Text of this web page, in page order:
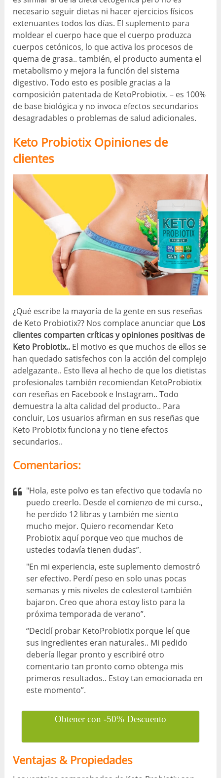
necesario seguir dietas ni hacer ejercicios físicos
extenuantes todos los días. El suplemento para
moldear el cuerpo hace que el cuerpo produzca
cuerpos cetónicos, lo que activa los procesos de
quema de grasa.. también, el producto aumenta el
metabolismo y mejora la función del sistema
digestivo. Todo esto es posible gracias a la
composición patentada de KetoProbiotix. – es 100%
de base biológica y no invoca efectos secundarios
desagradables o problemas de salud adicionales.
Keto Probiotix Opiniones de
clientes
¿Qué escribe la mayoría de la gente en sus reseñas
de Keto Probiotix?? Nos complace anunciar que Los
clientes comparten críticas y opiniones positivas de
Keto Probiotix.. El motivo es que muchos de ellos se
han quedado satisfechos con la acción del complejo
adelgazante.. Esto lleva al hecho de que los dietistas
profesionales también recomiendan KetoProbiotix
con reseñas en Facebook e Instagram.. Todo
demuestra la alta calidad del producto.. Para
concluir, Los usuarios afirman en sus reseñas que
Keto Probiotix funciona y no tiene efectos
secundarios..
Comentarios:
"Hola, este polvo es tan efectivo que todavía no
puedo creerlo. Desde el comienzo de mi curso.,
he perdido 12 libras y también me siento
mucho mejor. Quiero recomendar Keto
Probiotix aquí porque veo que muchos de
ustedes todavía tienen dudas”.
"En mi experiencia, este suplemento demostró
ser efectivo. Perdí peso en solo unas pocas
semanas y mis niveles de colesterol también
bajaron. Creo que ahora estoy listo para la
próxima temporada de verano”.
“Decidí probar KetoProbiotix porque leí que
sus ingredientes eran naturales.. Mi pedido
debería llegar pronto y escribiré otro
comentario tan pronto como obtenga mis
primeros resultados.. Estoy tan emocionada en
este momento”.
Obtener con -50% Descuento
Ventajas & Propiedades